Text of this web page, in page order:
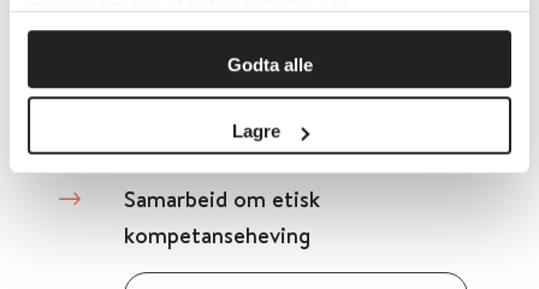
Godta alle
Lagre
Detaljer
Samarbeid om etisk
kompetanseheving